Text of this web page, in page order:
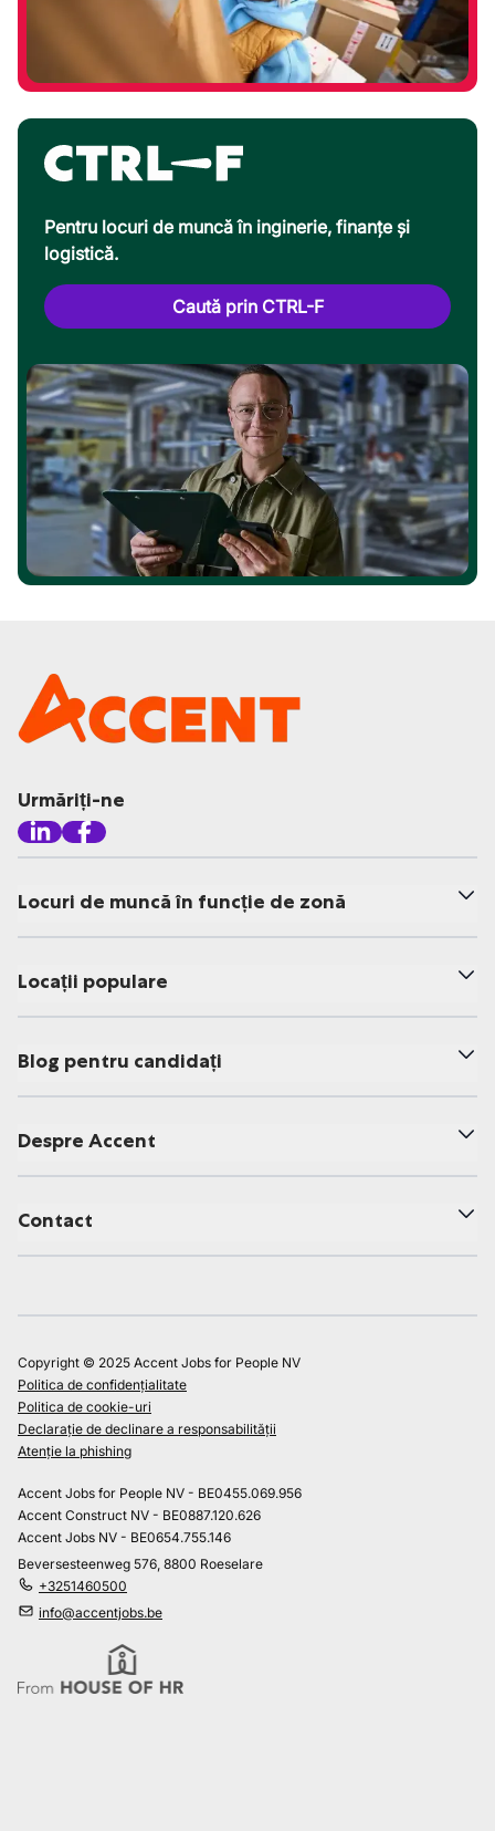
Pentru locuri de muncă în inginerie, finanțe și
logistică.
Caută prin CTRL-F
Urmăriți-ne
Locuri de muncă în funcție de zonă
Locații populare
Blog pentru candidați
Despre Accent
Contact
Copyright © 2025 Accent Jobs for People NV
Politica de confidențialitate
Politica de cookie-uri
Declarație de declinare a responsabilității
Atenție la phishing
Accent Jobs for People NV - BE0455.069.956
Accent Construct NV - BE0887.120.626
Accent Jobs NV - BE0654.755.146
Beversesteenweg 576, 8800 Roeselare
+3251460500
info@accentjobs.be